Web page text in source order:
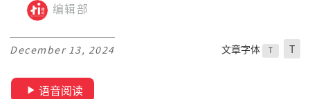
编辑部
December 13, 2024 文章字体 T T
语音阅读